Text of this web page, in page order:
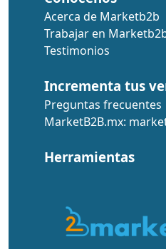
Acerca de Marketb2b
Trabajar en
Testimonios
Incrementa tus
Preguntas frecuentes
MarketB2B.mx:
Herramientas